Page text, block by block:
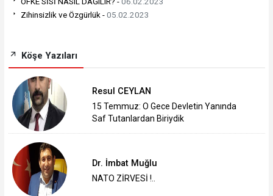
Zihinsizlik ve Özgürlük -05.02.2023
Köşe Yazıları
Resul CEYLAN
15 Temmuz: O Gece Devletin Yanında
Saf Tutanlardan Biriydik
Dr. İmbat Muğlu
NATO ZİRVESİ !..